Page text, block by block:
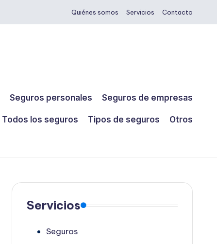
Quiénes somos Servicios Contacto
Seguros personales Seguros de empresas
Todos los seguros Tipos de seguros Otros
Servicios
Seguros